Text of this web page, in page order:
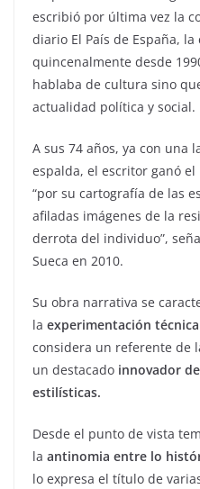
escribió por última vez la
diario El País de España,
quincenalmente desde
hablaba de cultura sino
actualidad política y social.
A sus 74 años, ya con una
espalda, el escritor ganó
“por su cartografía de las
afiladas imágenes de la
derrota del individuo”,
Sueca en 2010.
Su obra narrativa se
la experimentación
considera un referente de
un destacado innovador
estilísticas.
Desde el punto de vista
la antinomia entre lo
lo expresa el título de